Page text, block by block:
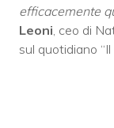
efficacemente
Leoni, ceo di
sul quotidiano “Il